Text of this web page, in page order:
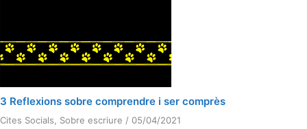
3 Reflexions sobre comprendre i ser comprès
Cites Socials Sobre escriure / 05/04/2021